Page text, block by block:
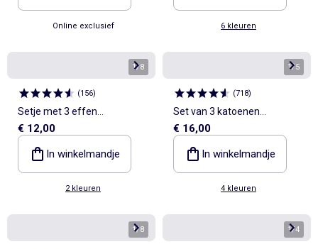
Online exclusief 6 kleuren
1/8
(156)
Setje met 3 effen
boxershorts
€ 12,00
In winkelmandje
2 kleuren
1/5
(718)
Set van 3 katoenen
boxershorts
€ 16,00
In winkelmandje
4 kleuren
1/8 1/4